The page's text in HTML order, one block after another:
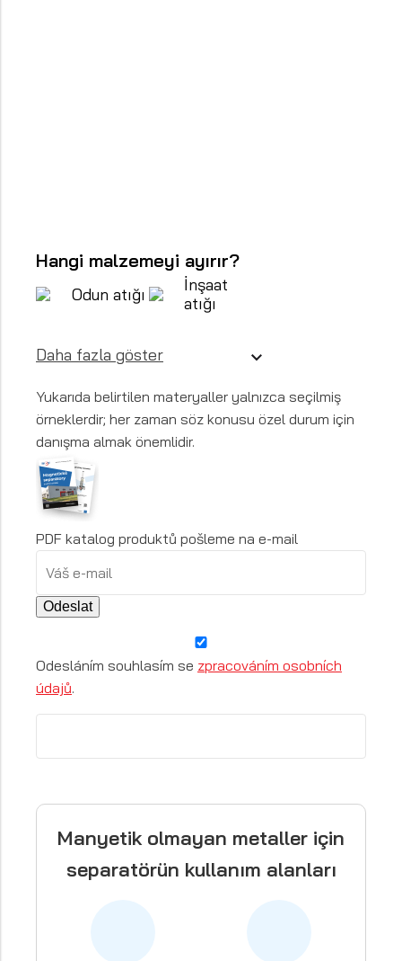
Hangi malzemeyi ayırır?
Odun atığı
İnşaat
atığı
Daha fazla göster
Yukarıda belirtilen materyaller yalnızca seçilmiş
örneklerdir; her zaman söz konusu özel durum için
danışma almak önemlidir.
PDF katalog produktů pošleme na e-mail
Odeslat
Odesláním souhlasím se zpracováním osobních
údajů.
Manyetik olmayan metaller için
separatörün kullanım alanları